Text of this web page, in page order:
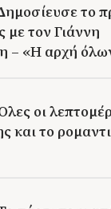
το
με τον Γιάννη
– «Η αρχή
οι
και το